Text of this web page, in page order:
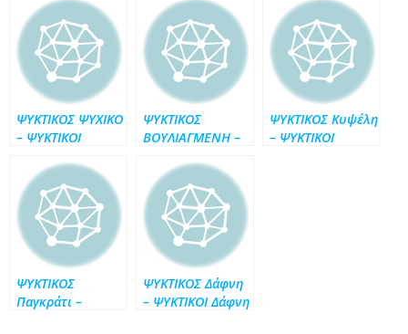
ΨΥΚΤΙΚΟΣ ΨΥΧΙΚΟ
– ΨΥΚΤΙΚΟΙ
6946.086.250
ΨΥΚΤΙΚΟΣ
ΒΟΥΛΙΑΓΜΕΝΗ –
ΒΟΥΛΙΑΓΜΕΝΗ
ΤΗΛ 6946.086.250
ΨΥΚΤΙΚΟΣ Κυψέλη
– ΨΥΚΤΙΚΟΙ
ΨΥΚΤΙΚΟΣ
Παγκράτι –
ΨΥΚΤΙΚΟΣ Δάφνη
– ΨΥΚΤΙΚΟΙ Δάφνη